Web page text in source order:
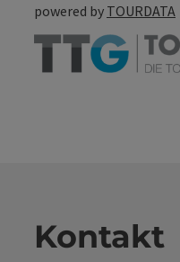
powered by TOURDATA
Kontakt